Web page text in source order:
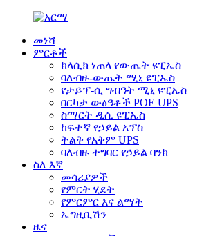
መነሻ
ምርቶች
ክላሲክ ነጠላ የውጤት ዩፒኤስ
ባለብዙ-ውጤት ሚኒ ዩፒኤስ
የታይፕ-ሲ ግብዓት ሚኒ ዩፒኤስ
በርካታ ውፅዓቶች POE UPS
ስማርት ዲሲ ዩፒኤስ
ከፍተኛ የኃይል አፕስ
ትልቅ የአቅም UPS
ባለብዙ ተግባር የኃይል ባንክ
ስለ እኛ
መሳሪያዎች
የምርት ሂደት
የምርምር እና ልማት
ኤግዚቢሽን
ዜና